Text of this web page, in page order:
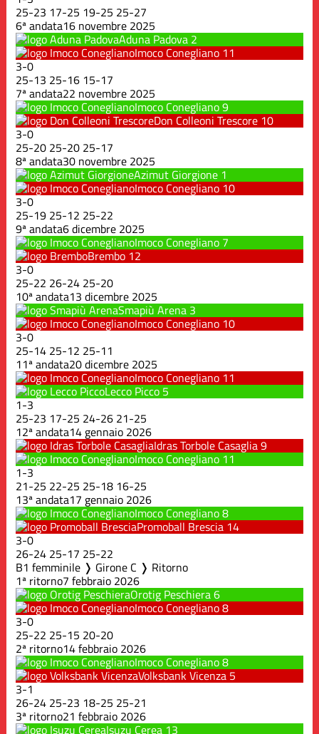
25-23 17-25 19-25 25-27
6ª andata16 novembre 2025
Aduna Padova 2
Imoco Conegliano 11
3-0
25-13 25-16 15-17
7ª andata22 novembre 2025
Imoco Conegliano9
Don Colleoni Trescore 10
3-0
25-20 25-20 25-17
8ª andata30 novembre 2025
Azimut Giorgione 1
Imoco Conegliano 10
3-0
25-19 25-12 25-22
9ª andata6 dicembre 2025
Imoco Conegliano 7
Brembo 12
3-0
25-22 26-24 25-20
10ª andata13 dicembre 2025
Smapiù Arena 3
Imoco Conegliano 10
3-0
25-14 25-12 25-11
11ª andata20 dicembre 2025
Imoco Conegliano 11
Lecco Picco 5
1-3
25-23 17-25 24-26 21-25
12ª andata14 gennaio 2026
Idras Torbole Casaglia9
Imoco Conegliano 11
1-3
21-25 22-25 25-18 16-25
13ª andata17 gennaio 2026
Imoco Conegliano8
Promoball Brescia 14
3-0
26-24 25-17 25-22
B1 femminile ❭ Girone C ❭ Ritorno
1ª ritorno7 febbraio 2026
Orotig Peschiera6
Imoco Conegliano8
3-0
25-22 25-15 20-20
2ª ritorno14 febbraio 2026
Imoco Conegliano8
Volksbank Vicenza 5
3-1
26-24 25-23 18-25 25-21
3ª ritorno21 febbraio 2026
Isuzu Cerea 13